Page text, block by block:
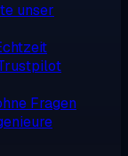
unser
Fragen